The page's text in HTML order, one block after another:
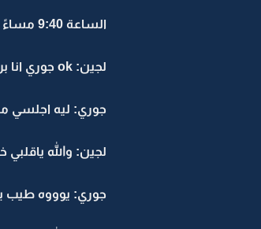
الساعة 9:40 مساءً
لجين: ok جوري انا بروح للبيت
جوري: ليه اجلسي
لجين: والله
جوري: يوووه طيب